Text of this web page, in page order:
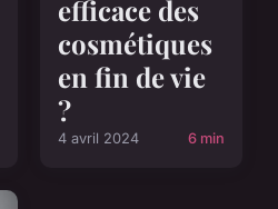
efficace des
cosmétiques
en fin de vie
?
4 avril 2024 6 min